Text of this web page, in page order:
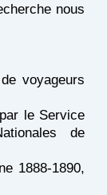
nous
voyageurs
le Service
de
1888-1890,